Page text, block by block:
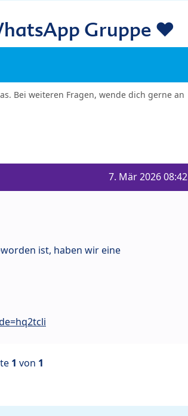
Gruppe ❤️
Bei weiteren Fragen, wende dich gerne an
7. Mär 2026 08:42
ist, haben wir eine
1 von 1